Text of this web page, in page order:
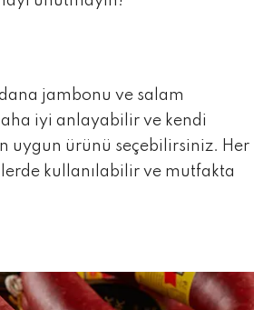
dana jambonu ve salam
iyi anlayabilir ve kendi
uygun ürünü seçebilirsiniz. Her
kullanılabilir ve mutfakta